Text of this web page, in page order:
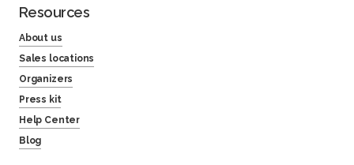
Resources
About us
Sales locations
Organizers
Press kit
Help Center
Blog